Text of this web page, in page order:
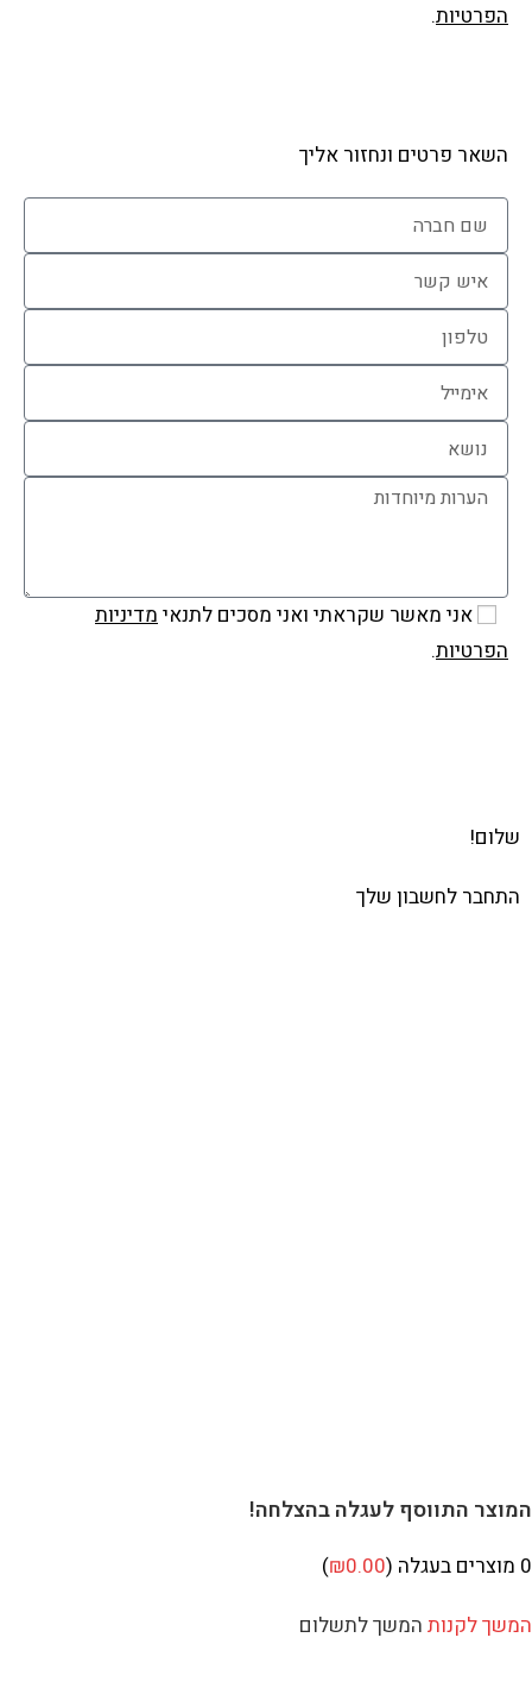
הפרטיות.
השאר פרטים ונחזור אליך
אני מאשר שקראתי ואני מסכים לתנאימדיניות
הפרטיות.
שלום!
התחבר לחשבון שלך
התווסף לעגלה בהצלחה!
מוצרים בעגלה ( ₪0.00
)
לקנות המשך לתשלום